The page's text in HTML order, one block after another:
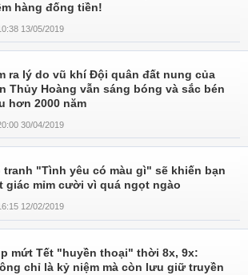
hàng đống tiền!
13/05/2019
ra lý do vũ khí Đội quân đất nung của
Thủy Hoàng vẫn sáng bóng và sắc bén
hơn 2000 năm
30/04/2019
tranh "Tình yêu có màu gì" sẽ khiến bạn
giác mỉm cười vì quá ngọt ngào
12/02/2019
mứt Tết "huyền thoại" thời 8x, 9x:
chỉ là kỷ niệm mà còn lưu giữ truyền